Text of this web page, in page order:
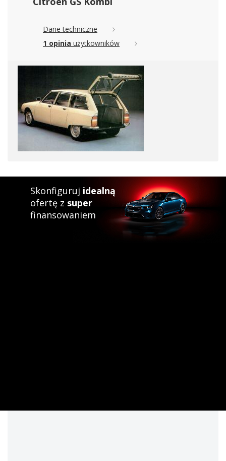
Dane techniczne
1 opinia użytkowników
Skonfiguruj idealną
ofertę z super
finansowaniem